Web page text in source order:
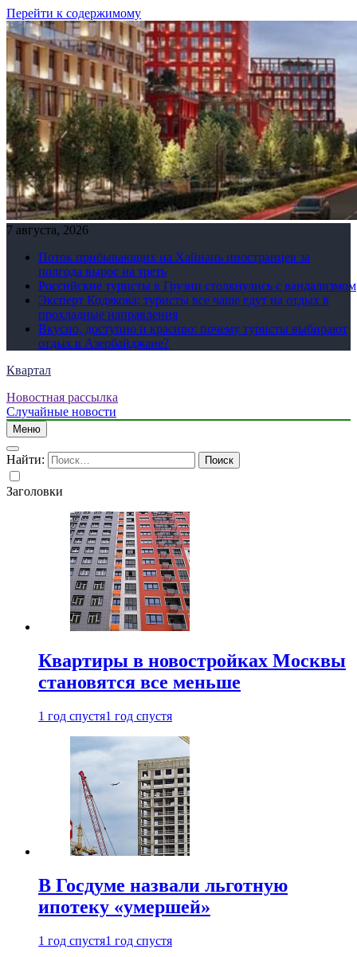
Перейти к содержимому
7 августа, 2026
Поток прибывающих на Хайнань иностранцев за
полгода вырос на треть
Российские туристы в Грузии столкнулись с вандализмом
Эксперт Кодякова: туристы все чаще едут на отдых в
прохладные направления
Вкусно, доступно и красиво: почему туристы выбирают
отдых в Азербайджане?
Квартал
Новостная рассылка
Случайные новости
Меню
Найти:
Заголовки
Квартиры в новостройках Москвы
становятся все меньше
1 год спустя1 год спустя
В Госдуме назвали льготную
ипотеку «умершей»
1 год спустя1 год спустя